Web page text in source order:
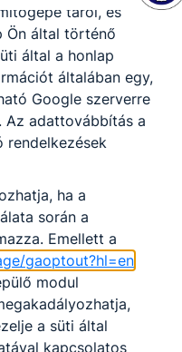
a megmunkálandó
az adott alkatrész
való gyártását,
gépeket,
tárol, és
Ön által történő
által a honlap
általában egy,
Google szerverre
adattovábbítás a
rendelkezések
ha a
során a
Emellett a
gaoptout?hl=en
modul
a süti által
kapcsolatos